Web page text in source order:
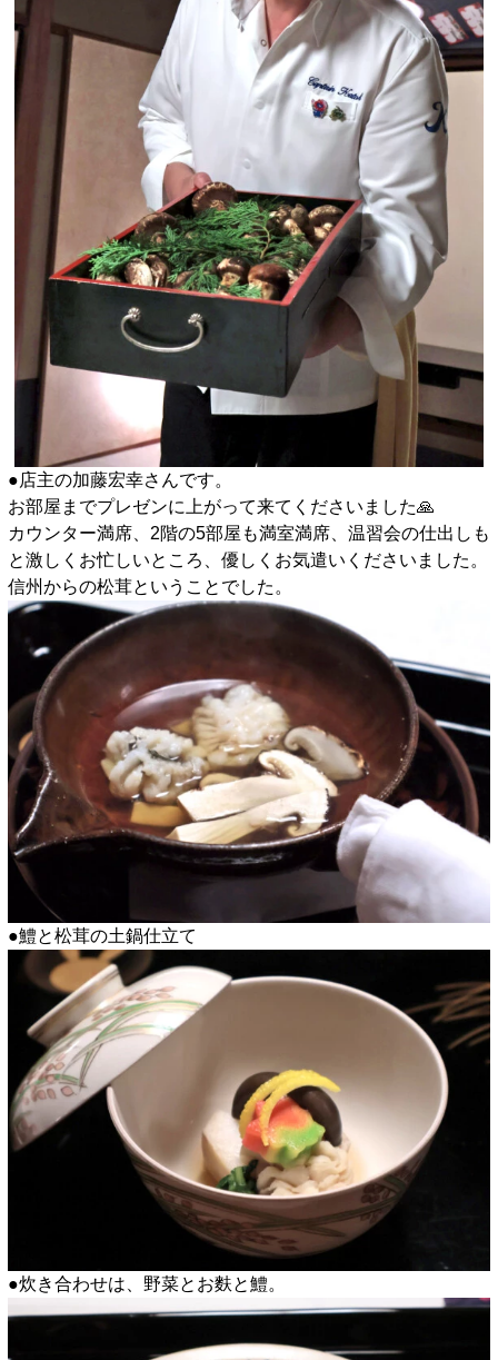
●店主の加藤宏幸さんです。
お部屋までプレゼンに上がって来てくださいました🙏
カウンター満席、2階の5部屋も満室満席、温習会の仕出しも
と激しくお忙しいところ、優しくお気遣いくださいました。
信州からの松茸ということでした。
●鱧と松茸の土鍋仕立て
●炊き合わせは、野菜とお麩と鱧。